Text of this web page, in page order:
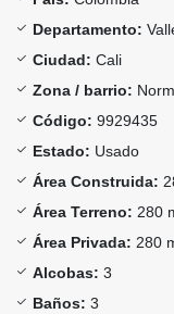
Departamento:
Ciudad: Cali
Zona / barrio:
Código: 9929435
Estado: Usado
Área Construida:
Área Terreno: 280
Área Privada: 280
Alcobas: 3
Baños: 3